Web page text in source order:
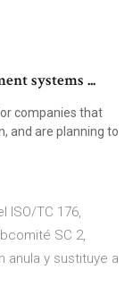
systems ...
companies that
and are planning to
ISO/TC 176,
SC 2,
anula y sustituye a